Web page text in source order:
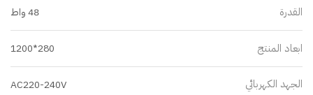
القدرة 48 واط
ابعاد المنتج 280*1200
الجهد الكهربائي AC220-240V